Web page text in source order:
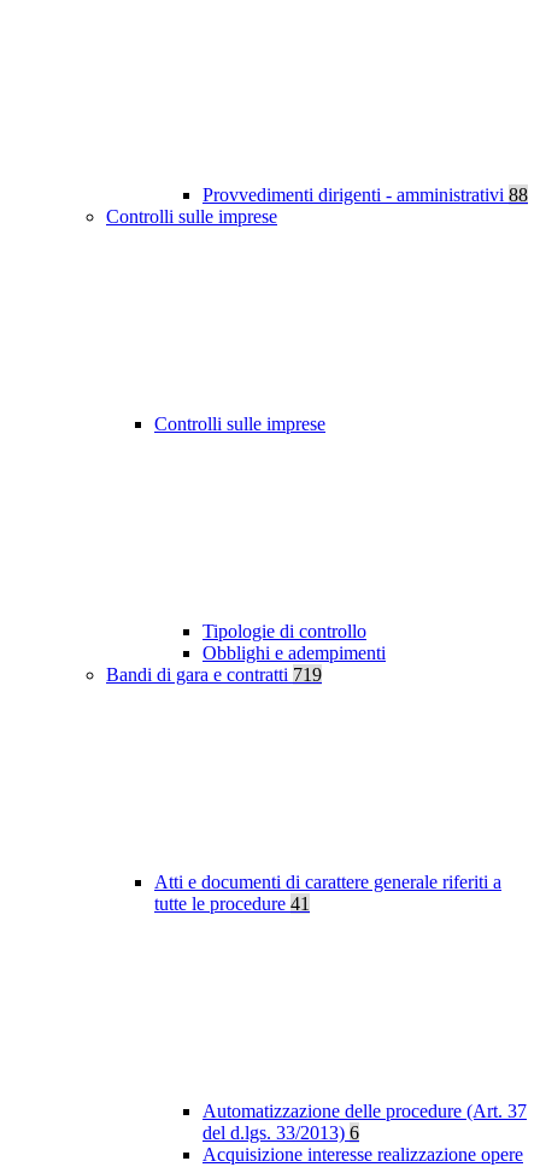
Provvedimenti dirigenti - amministrativi 88
Controlli sulle imprese
Controlli sulle imprese
Tipologie di controllo
Obblighi e adempimenti
Bandi di gara e contratti 719
Atti e documenti di carattere generale riferiti a
tutte le procedure 41
Automatizzazione delle procedure (Art. 37
del d.lgs. 33/2013) 6
Acquisizione interesse realizzazione opere